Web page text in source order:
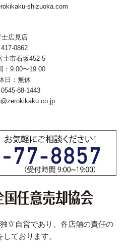
shizuoka.com
士広見店
0862
士市石坂452-5
：9:00〜19:00
日：無休
0545-88-1443
立自営であり、各店舗の責任の
しております。